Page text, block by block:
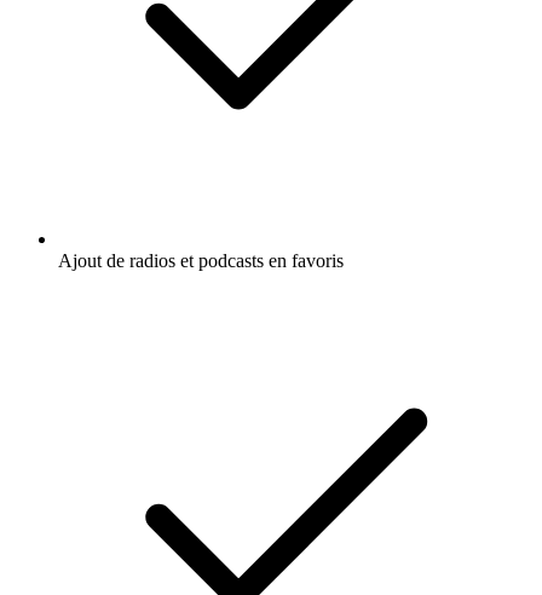
Ajout de radios et podcasts en favoris